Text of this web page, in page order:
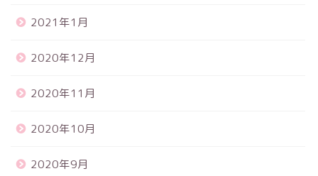
2021年1月
2020年12月
2020年11月
2020年10月
2020年9月